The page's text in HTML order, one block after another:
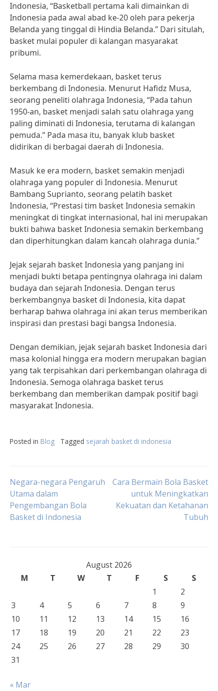
Indonesia, “Basketball pertama kali dimainkan di
Indonesia pada awal abad ke-20 oleh para pekerja
Belanda yang tinggal di Hindia Belanda.” Dari situlah,
basket mulai populer di kalangan masyarakat
pribumi.
Selama masa kemerdekaan, basket terus
berkembang di Indonesia. Menurut Hafidz Musa,
seorang peneliti olahraga Indonesia, “Pada tahun
1950-an, basket menjadi salah satu olahraga yang
paling diminati di Indonesia, terutama di kalangan
pemuda.” Pada masa itu, banyak klub basket
didirikan di berbagai daerah di Indonesia.
Masuk ke era modern, basket semakin menjadi
olahraga yang populer di Indonesia. Menurut
Bambang Suprianto, seorang pelatih basket
Indonesia, “Prestasi tim basket Indonesia semakin
meningkat di tingkat internasional, hal ini merupakan
bukti bahwa basket Indonesia semakin berkembang
dan diperhitungkan dalam kancah olahraga dunia.”
Jejak sejarah basket Indonesia yang panjang ini
menjadi bukti betapa pentingnya olahraga ini dalam
budaya dan sejarah Indonesia. Dengan terus
berkembangnya basket di Indonesia, kita dapat
berharap bahwa olahraga ini akan terus memberikan
inspirasi dan prestasi bagi bangsa Indonesia.
Dengan demikian, jejak sejarah basket Indonesia dari
masa kolonial hingga era modern merupakan bagian
yang tak terpisahkan dari perkembangan olahraga di
Indonesia. Semoga olahraga basket terus
berkembang dan memberikan dampak positif bagi
masyarakat Indonesia.
Posted in Blog Tagged sejarah basket di indonesia
Post
navigation
Negara-negara Pengaruh
Utama dalam
Pengembangan Bola
Basket di Indonesia
Cara Bermain Bola Basket
untuk Meningkatkan
Kekuatan dan Ketahanan
Tubuh
August 2026
M
T W T F S
S
1
2
3
4 5 6 7 8
9
10
11 12 13 14 15
16
17
18 19 20 21 22
23
24
25 26 27 28 29
30
31
« Mar